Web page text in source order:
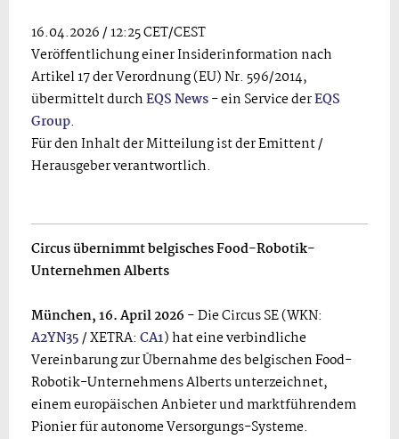
16.04.2026 / 12:25 CET/CEST
Veröffentlichung einer Insiderinformation nach
Artikel 17 der Verordnung (EU) Nr. 596/2014,
übermittelt durchEQS News- ein Service derEQS
Group.
Für den Inhalt der Mitteilung ist der Emittent /
Herausgeber verantwortlich.
Circus übernimmt belgisches Food-Robotik-
Unternehmen Alberts
München, 16. April 2026 -Die Circus SE (WKN:
A2YN35/ XETRA: CA1) hat eine verbindliche
Vereinbarung zur Übernahme des belgischen Food-
Robotik-Unternehmens Alberts unterzeichnet,
einem europäischen Anbieter und marktführendem
Pionier für autonome Versorgungs-Systeme.